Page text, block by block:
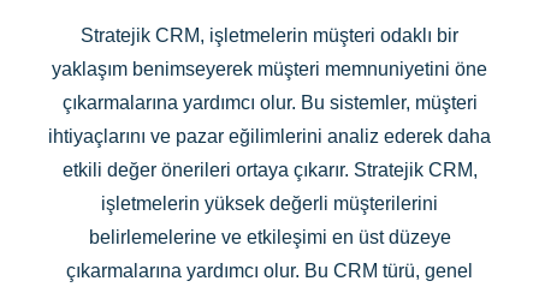
Stratejik CRM, işletmelerin müşteri odaklı bir
yaklaşım benimseyerek müşteri memnuniyetini öne
çıkarmalarına yardımcı olur. Bu sistemler, müşteri
ihtiyaçlarını ve pazar eğilimlerini analiz ederek daha
etkili değer önerileri ortaya çıkarır. Stratejik CRM,
işletmelerin yüksek değerli müşterilerini
belirlemelerine ve etkileşimi en üst düzeye
çıkarmalarına yardımcı olur. Bu CRM türü, genel